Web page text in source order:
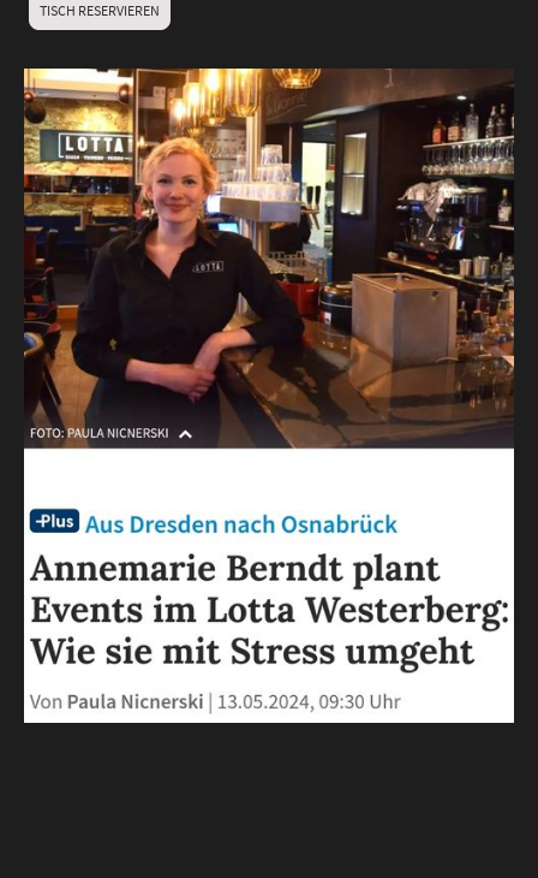
TISCH RESERVIEREN